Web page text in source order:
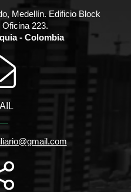
Medellín. Edificio Block
223.
- Colombia